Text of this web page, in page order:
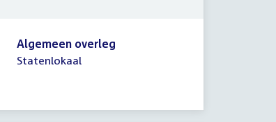
Algemeen overleg
Statenlokaal